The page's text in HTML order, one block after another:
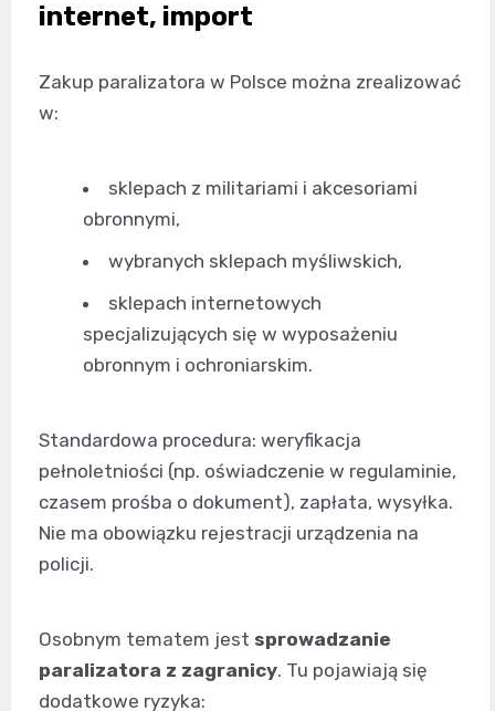
internet, import
Zakup paralizatora w Polsce można zrealizować
w:
sklepach z militariami i akcesoriami
obronnymi,
wybranych sklepach myśliwskich,
sklepach internetowych
specjalizujących się w wyposażeniu
obronnym i ochroniarskim.
Standardowa procedura: weryfikacja
pełnoletniości (np. oświadczenie w regulaminie,
czasem prośba o dokument), zapłata, wysyłka.
Nie ma obowiązku rejestracji urządzenia na
policji.
Osobnym tematem jest sprowadzanie
paralizatora z zagranicy. Tu pojawiają się
dodatkowe ryzyka: